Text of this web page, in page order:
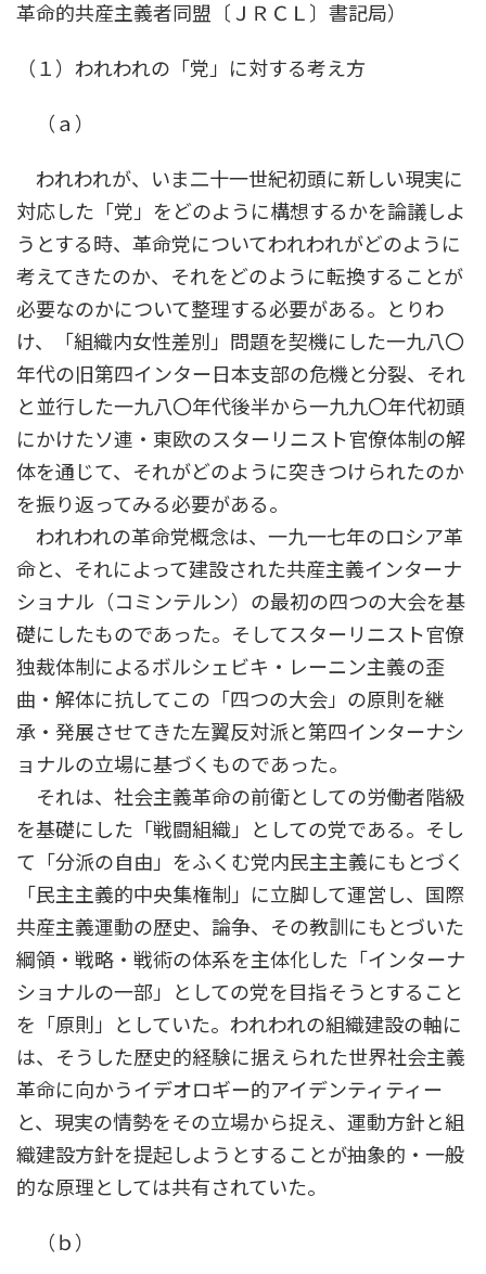
革命的共産主義者同盟〔ＪＲＣＬ〕書記局）
（１）われわれの「党」に対する考え方
（ａ）
われわれが、いま二十一世紀初頭に新しい現実に
対応した「党」をどのように構想するかを論議しよ
うとする時、革命党についてわれわれがどのように
考えてきたのか、それをどのように転換することが
必要なのかについて整理する必要がある。とりわ
け、「組織内女性差別」問題を契機にした一九八〇
年代の旧第四インター日本支部の危機と分裂、それ
と並行した一九八〇年代後半から一九九〇年代初頭
にかけたソ連・東欧のスターリニスト官僚体制の解
体を通じて、それがどのように突きつけられたのか
を振り返ってみる必要がある。
われわれの革命党概念は、一九一七年のロシア革
命と、それによって建設された共産主義インターナ
ショナル（コミンテルン）の最初の四つの大会を基
礎にしたものであった。そしてスターリニスト官僚
独裁体制によるボルシェビキ・レーニン主義の歪
曲・解体に抗してこの「四つの大会」の原則を継
承・発展させてきた左翼反対派と第四インターナシ
ョナルの立場に基づくものであった。
それは、社会主義革命の前衛としての労働者階級
を基礎にした「戦闘組織」としての党である。そし
て「分派の自由」をふくむ党内民主主義にもとづく
「民主主義的中央集権制」に立脚して運営し、国際
共産主義運動の歴史、論争、その教訓にもとづいた
綱領・戦略・戦術の体系を主体化した「インターナ
ショナルの一部」としての党を目指そうとすること
を「原則」としていた。われわれの組織建設の軸に
は、そうした歴史的経験に据えられた世界社会主義
革命に向かうイデオロギー的アイデンティティー
と、現実の情勢をその立場から捉え、運動方針と組
織建設方針を提起しようとすることが抽象的・一般
的な原理としては共有されていた。
（ｂ）